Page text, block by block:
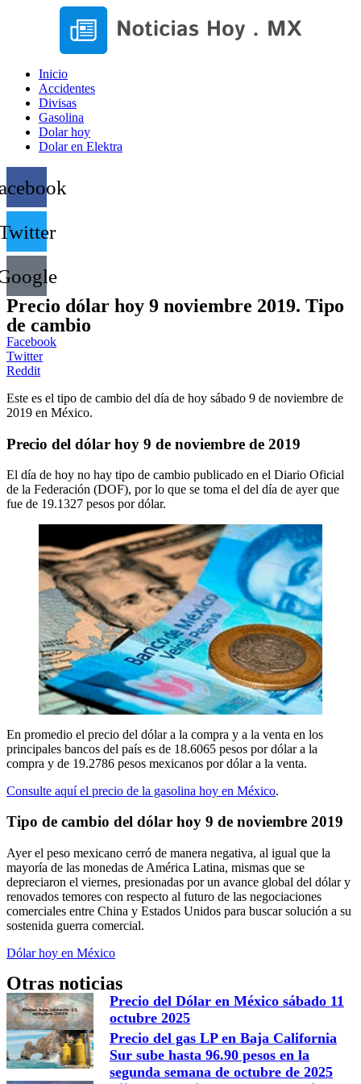
Inicio
Accidentes
Divisas
Gasolina
Dolar hoy
Dolar en Elektra
Precio dólar hoy 9 noviembre 2019. Tipo
de cambio
Facebook
Twitter
Reddit
Este es el tipo de cambio del día de hoy sábado 9 de noviembre de
2019 en México.
Precio del dólar hoy 9 de noviembre de 2019
El día de hoy no hay tipo de cambio publicado en el Diario Oficial
de la Federación (DOF), por lo que se toma el del día de ayer que
fue de 19.1327 pesos por dólar.
En promedio el precio del dólar a la compra y a la venta en los
principales bancos del país es de 18.6065 pesos por dólar a la
compra y de 19.2786 pesos mexicanos por dólar a la venta.
Consulte aquí el precio de la gasolina hoy en México.
Tipo de cambio del dólar hoy 9 de noviembre 2019
Ayer el peso mexicano cerró de manera negativa, al igual que la
mayoría de las monedas de América Latina, mismas que se
depreciaron el viernes, presionadas por un avance global del dólar y
renovados temores con respecto al futuro de las negociaciones
comerciales entre China y Estados Unidos para buscar solución a su
sostenida guerra comercial.
Dólar hoy en México
Otras noticias
Precio del Dólar en México sábado 11
octubre 2025
Precio del gas LP en Baja California
Sur sube hasta 96.90 pesos en la
segunda semana de octubre de 2025